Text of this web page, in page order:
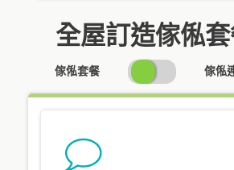
全屋訂造傢俬
傢俬套餐
SWITCH
PRICING
傢俬